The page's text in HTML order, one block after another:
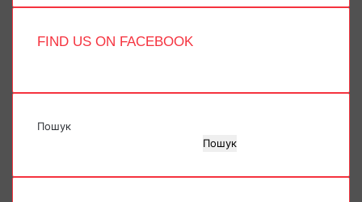
FIND US ON FACEBOOK
Пошук
Пошук